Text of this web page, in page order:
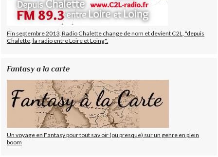
Fin septembre 2013, Radio Chalette change de nom et devient C2L, "depuis
Chalette, la radio entre Loire et Loing".
Fantasy a la carte
Un voyage en Fantasy pour tout sav oir (ou presque) sur un genre en plein
boom